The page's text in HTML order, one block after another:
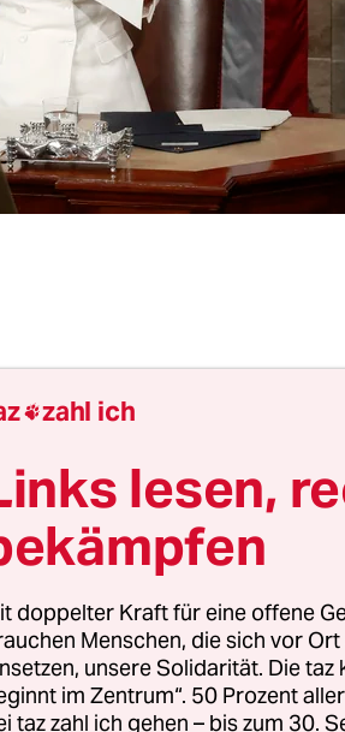
Donald Trump eigentlich
Trump in der Nacht zum
erst noch“ und der üblichen
segnen, seine jährliche
hinter ihm die
Pelosi – und zerriss
Lage der Nation
lange Rede zuvor.
und Abgeordneten im
zahl ich
lesen,
doppelter Kraft für eine offene
Menschen, die sich vor
unsere Solidarität. Die
im Zentrum“. 50 Prozent
taz zahl ich gehen – bis zum 30.